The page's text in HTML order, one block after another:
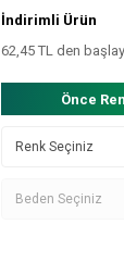
İndirimli Ürün
62,45 TL den
Önce